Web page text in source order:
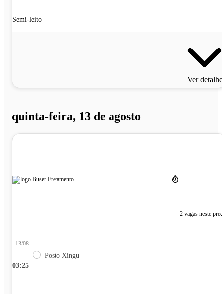
Semi-leito
Ver
quinta-feira, 13 de agosto
2 vagas neste
03:25
13/08
Posto Xingu